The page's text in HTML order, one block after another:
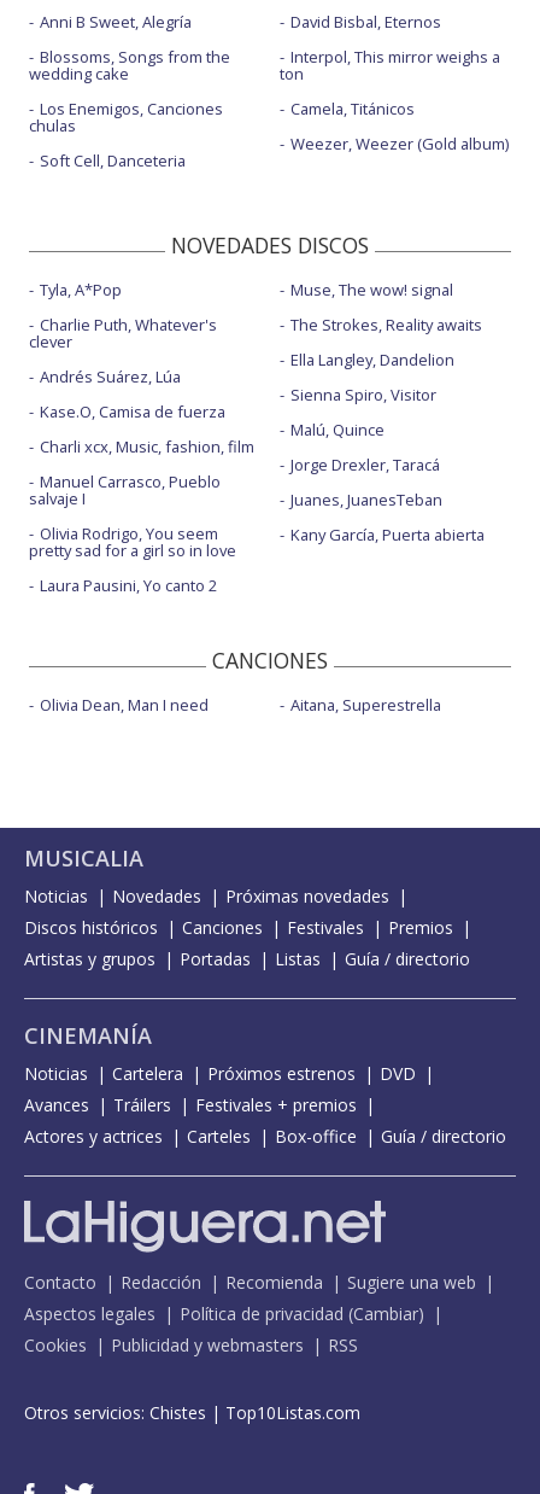
Anni B Sweet, Alegría
Blossoms, Songs from the
wedding cake
Los Enemigos, Canciones
chulas
Soft Cell, Danceteria
David Bisbal, Eternos
Interpol, This mirror weighs a
ton
Camela, Titánicos
Weezer, Weezer (Gold album)
NOVEDADES DISCOS
Tyla, A*Pop
Charlie Puth, Whatever's
clever
Andrés Suárez, Lúa
Kase.O, Camisa de fuerza
Charli xcx, Music, fashion, film
Manuel Carrasco, Pueblo
salvaje I
Olivia Rodrigo, You seem
pretty sad for a girl so in love
Laura Pausini, Yo canto 2
Muse, The wow! signal
The Strokes, Reality awaits
Ella Langley, Dandelion
Sienna Spiro, Visitor
Malú, Quince
Jorge Drexler, Taracá
Juanes, JuanesTeban
Kany García, Puerta abierta
CANCIONES
Olivia Dean, Man I need Aitana, Superestrella
MUSICALIA
Noticias Novedades
Próximas novedades
Discos históricos
Canciones Festivales
Premios
Artistas y grupos
Portadas Listas Guía / directorio
CINEMANÍA
Noticias Cartelera Próximos estrenos
DVD
Avances
Tráilers
Festivales + premios
Actores y actrices
Carteles Box-office Guía / directorio
Contacto Redacción Recomienda
Sugiere una web
Aspectos legales
Política de privacidad (Cambiar)
Cookies
Publicidad y webmasters RSS
Otros servicios: Chistes | Top10Listas.com